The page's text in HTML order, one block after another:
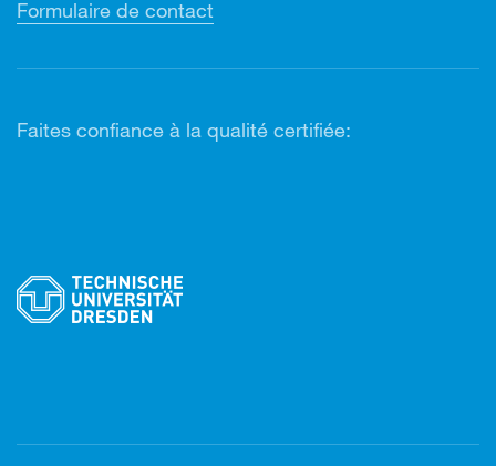
Formulaire de contact
Faites confiance à la qualité certifiée: